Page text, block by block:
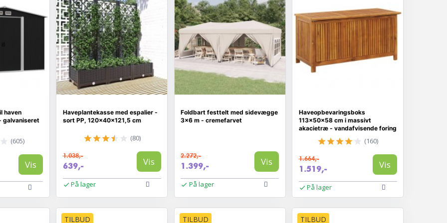
haven
galvaniseret
(605)
Vis
Haveplantekasse med espalier -
sort PP, 120×40×121,5 cm
(80)
1.038,-
639,- Vis
På lager
Foldbart festtelt med sidevægge
3×6 m - cremefarvet
2.272,-
1.399,- Vis
På lager
Haveopbevaringsboks
113×50×58 cm i massivt
akacietræ - vandafvisende foring
(160)
1.664,-
1.519,- Vis
På lager
TILBUD TILBUD TILBUD